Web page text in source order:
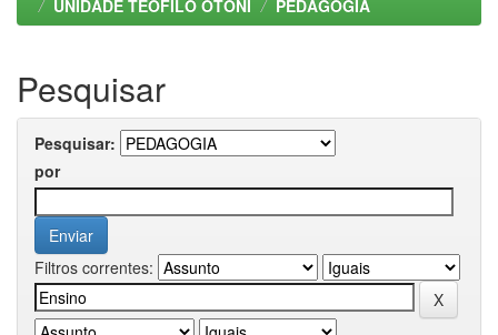
UNIDADE TEOFILO OTONI
PEDAGOGIA
Pesquisar
Pesquisar:
por
Filtros correntes: